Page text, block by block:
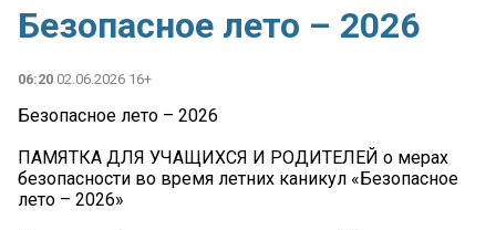
️Безопасное лето – 2026️
06:20 02.06.2026 16+
️Безопасное лето – 2026️
ПАМЯТКА ДЛЯ УЧАЩИХСЯ И РОДИТЕЛЕЙ о мерах
безопасности во время летних каникул «Безопасное
лето – 2026»